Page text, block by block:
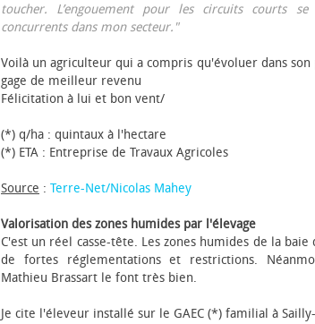
toucher. L’engouement pour les circuits courts
concurrents dans mon secteur."
Voilà un agriculteur qui a compris qu'évoluer dans
gage de meilleur revenu
Félicitation à lui et bon vent/
(*) q/ha : quintaux à l'hectare
(*) ETA : Entreprise de Travaux Agricoles
Source : Terre-Net/Nicolas Mahey
Valorisation des zones humides par l'élevage
C'est un réel casse-tête. Les zones humides de la
de fortes réglementations et restrictions.
Mathieu Brassart le font très bien.
Je cite l'éleveur installé sur le GAEC (*) familial à